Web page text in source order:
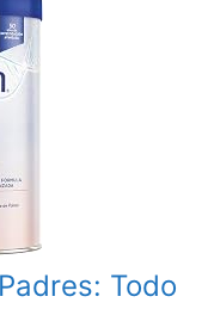
Todo